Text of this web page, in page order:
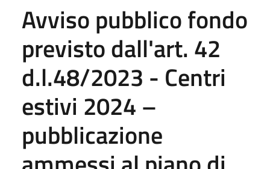
Avviso pubblico fondo
previsto dall'art. 42
d.l.48/2023 - Centri
estivi 2024 –
pubblicazione